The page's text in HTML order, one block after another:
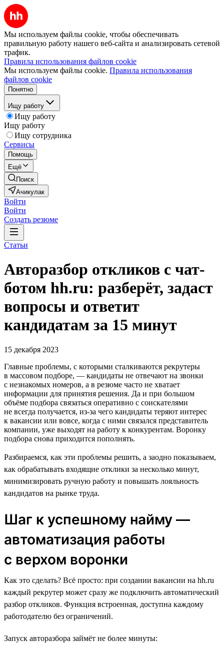
Мы используем файлы cookie, чтобы обеспечивать
правильную работу нашего веб-сайта и анализировать сетевой
трафик.
Правила использования файлов cookie
Мы используем файлы cookie. Правила использования
файлов cookie
Понятно
Ищу работу
Ищу работу
Ищу работу
Ищу сотрудника
Сервисы
Помощь
Ещё
Поиск
Ачикулак
Войти
Войти
Создать резюме
Статьи
Авторазбор откликов с чат-
ботом hh.ru: разберёт, задаст
вопросы и ответит
кандидатам за 15 минут
15 декабря 2023
Главные проблемы, с которыми сталкиваются рекрутеры
в массовом подборе, — кандидаты не отвечают на звонки
с незнакомых номеров, а в резюме часто не хватает
информации для принятия решения. Да и при большом
объёме подбора связаться оперативно с соискателями
не всегда получается, из-за чего кандидаты теряют интерес
к вакансии или вовсе, когда с ними связался представитель
компании, уже выходят на работу к конкурентам. Воронку
подбора снова приходится пополнять.
Разбираемся, как эти проблемы решить, а заодно показываем,
как обрабатывать входящие отклики за несколько минут,
минимизировать ручную работу и повышать лояльность
кандидатов на рынке труда.
Шаг к успешному найму —
автоматизация работы
с верхом воронки
Как это сделать? Всё просто: при создании вакансии на hh.ru
каждый рекрутер может сразу же подключить автоматический
разбор откликов. Функция встроенная, доступна каждому
работодателю без ограничений.
Запуск авторазбора займёт не более минуты: